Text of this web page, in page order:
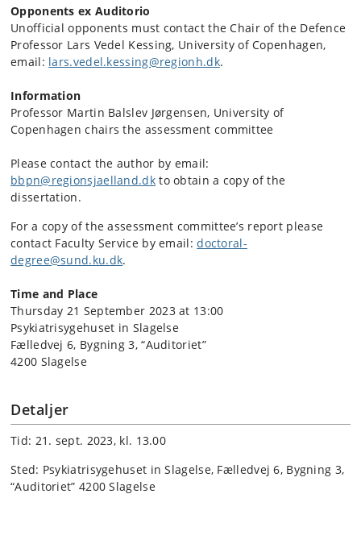
Opponents ex Auditorio
Unofficial opponents must contact the Chair of the Defence
Professor Lars Vedel Kessing, University of Copenhagen,
email: lars.vedel.kessing@regionh.dk.
Information
Professor Martin Balslev Jørgensen, University of
Copenhagen chairs the assessment committee
Please contact the author by email:
bbpn@regionsjaelland.dkto obtain a copy of the
dissertation.
For a copy of the assessment committee’s report please
contact Faculty Service by email:doctoral-
degree@sund.ku.dk.
Time and Place
Thursday 21 September 2023 at 13:00
Psykiatrisygehuset in Slagelse
Fælledvej 6, Bygning 3, “Auditoriet”
4200 Slagelse
Detaljer
Tid: 21. sept. 2023, kl. 13.00
Sted: Psykiatrisygehuset in Slagelse, Fælledvej 6, Bygning 3,
“Auditoriet” 4200 Slagelse